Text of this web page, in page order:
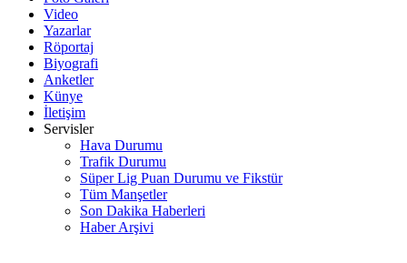
Video
Yazarlar
Röportaj
Biyografi
Anketler
Künye
İletişim
Servisler
Hava Durumu
Trafik Durumu
Süper Lig Puan Durumu ve Fikstür
Tüm Manşetler
Son Dakika Haberleri
Haber Arşivi